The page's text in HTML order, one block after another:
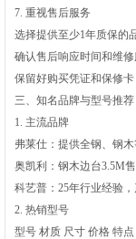
7. 重视售后服务
选择提供至少1年质保的
确认售后响应时间和维
保留好购买凭证和保修卡‌
三、知名品牌与型号推荐
1. 主流品牌
弗莱仕‌：提供全钢、钢
奥凯利‌：钢木边台3.5M
科艺普‌：25年行业经验
2. 热销型号
型号 材质 尺寸 价格 特点